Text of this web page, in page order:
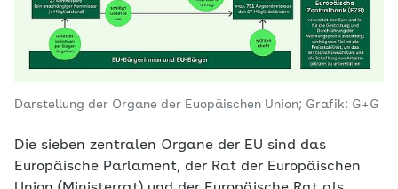
Darstellung der Organe der Euopäischen Union; Grafik: G+G
Die sieben zentralen Organe der EU sind das
Europäische Parlament, der Rat der Europäischen